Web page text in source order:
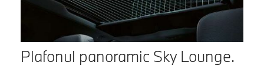
Plafonul panoramic Sky Lounge.